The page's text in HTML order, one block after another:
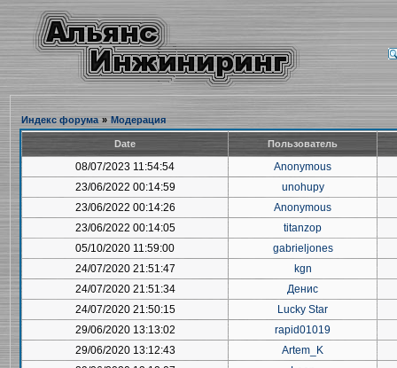
Индекс форума » Модерация
Date Пользователь
08/07/2023 11:54:54
Anonymous
23/06/2022 00:14:59
unohupy
23/06/2022 00:14:26
Anonymous
23/06/2022 00:14:05
titanzop
05/10/2020 11:59:00
gabrieljones
24/07/2020 21:51:47
kgn
24/07/2020 21:51:34
Денис
24/07/2020 21:50:15
Lucky Star
29/06/2020 13:13:02
rapid01019
29/06/2020 13:12:43
Artem_K